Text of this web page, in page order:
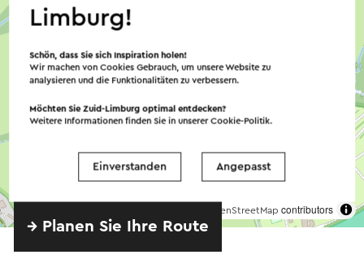
OpenStreetMap contributors
→ Planen Sie Ihre Route
Limburg!
Schön, dass Sie sich Inspiration holen!
Wir machen von Cookies Gebrauch, um unsere Website zu
analysieren und die Funktionalitäten zu verbessern.
Möchten Sie Zuid-Limburg optimal entdecken?
Weitere Informationen finden Sie in unsererCookie-Politik.
Einverstanden Angepasst